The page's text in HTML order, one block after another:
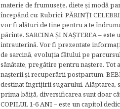
materie de frumuseţe, diete şi modă
începând cu: Rubrici: PĂRINŢI
vor fi alături de tine pentru a te
părinte. SARCINA ŞI NAŞTEREA –
intrauterină. Vor fi prezentate
de sarcină, evoluţia fătului pe
sănătate, pregătire pentru naştere.
naşterii şi recuperării postpartum.
destinat îngrijirii sugarului.
prima băiţă, diversificarea sunt doar
COPILUL 1-6 ANI – este un capitol